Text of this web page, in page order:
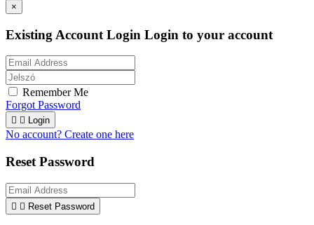
×
Existing Account Login Login to your account
Remember Me
Forgot Password
  Login
No account? Create one here
Reset Password
  Reset Password